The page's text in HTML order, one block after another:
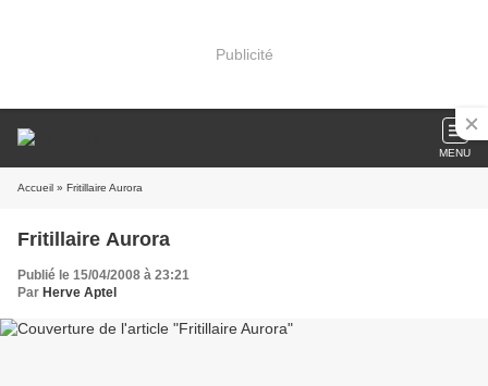
Publicité
MENU
Accueil » Fritillaire Aurora
Fritillaire Aurora
Publié le 15/04/2008 à 23:21
Par Herve Aptel